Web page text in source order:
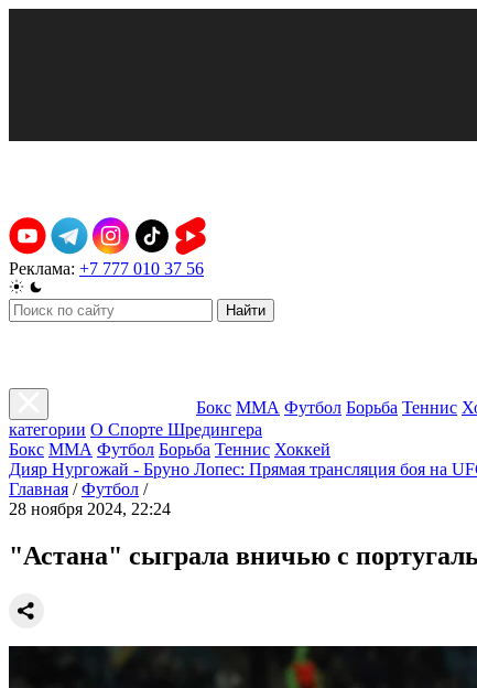
Реклама: +7 777 010 37 56
Найти
Бокс ММА Футбол Борьба Теннис
категории О Спорте Шредингера
Бокс ММА Футбол Борьба Теннис Хоккей
Дияр Нургожай - Бруно Лопес: Прямая трансляция боя на
Главная / Футбол /
28 ноября 2024, 22:24
"Астана" сыграла вничью с